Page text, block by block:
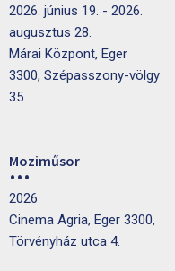
2026. június 19. - 2026.
augusztus 28.
Márai Központ, Eger
3300, Szépasszony-völgy
35.
Moziműsor
2026
Cinema Agria, Eger 3300,
Törvényház utca 4.